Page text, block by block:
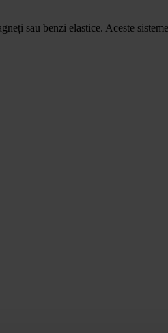
sau benzi elastice. Aceste